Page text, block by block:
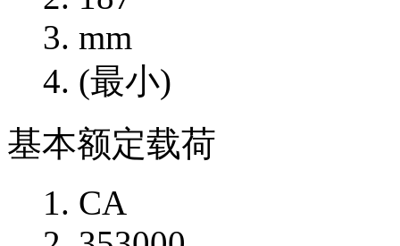
mm
(最小)
基本额定载荷
CA